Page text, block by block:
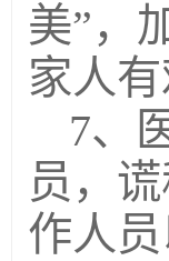
美”，
家人
7、
员，
作人